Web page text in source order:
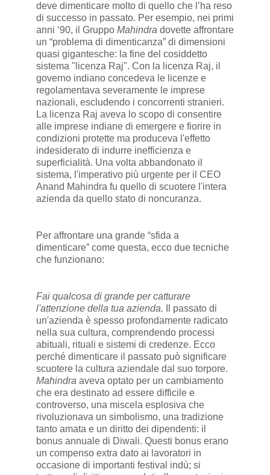
deve dimenticare molto di quello che l’ha reso
di successo in passato. Per esempio, nei primi
anni ‘90, il Gruppo Mahindra dovette affrontare
un “problema di dimenticanza” di dimensioni
quasi gigantesche: la fine del cosiddetto
sistema "licenza Raj". Con la licenza Raj, il
governo indiano concedeva le licenze e
regolamentava severamente le imprese
nazionali, escludendo i concorrenti stranieri.
La licenza Raj aveva lo scopo di consentire
alle imprese indiane di emergere e fiorire in
condizioni protette ma produceva l'effetto
indesiderato di indurre inefficienza e
superficialità. Una volta abbandonato il
sistema, l'imperativo più urgente per il CEO
Anand Mahindra fu quello di scuotere l'intera
azienda da quello stato di noncuranza.
Per affrontare una grande “sfida a
dimenticare” come questa, ecco due tecniche
che funzionano:
Fai qualcosa di grande per catturare
l'attenzione della tua azienda. Il passato di
un'azienda è spesso profondamente radicato
nella sua cultura, comprendendo processi
abituali, rituali e sistemi di credenze. Ecco
perché dimenticare il passato può significare
scuotere la cultura aziendale dal suo torpore.
Mahindra aveva optato per un cambiamento
che era destinato ad essere difficile e
controverso, una miscela esplosiva che
rivoluzionava un simbolismo, una tradizione
tanto amata e un diritto dei dipendenti: il
bonus annuale di Diwali. Questi bonus erano
un compenso extra dato ai lavoratori in
occasione di importanti festival indù; si